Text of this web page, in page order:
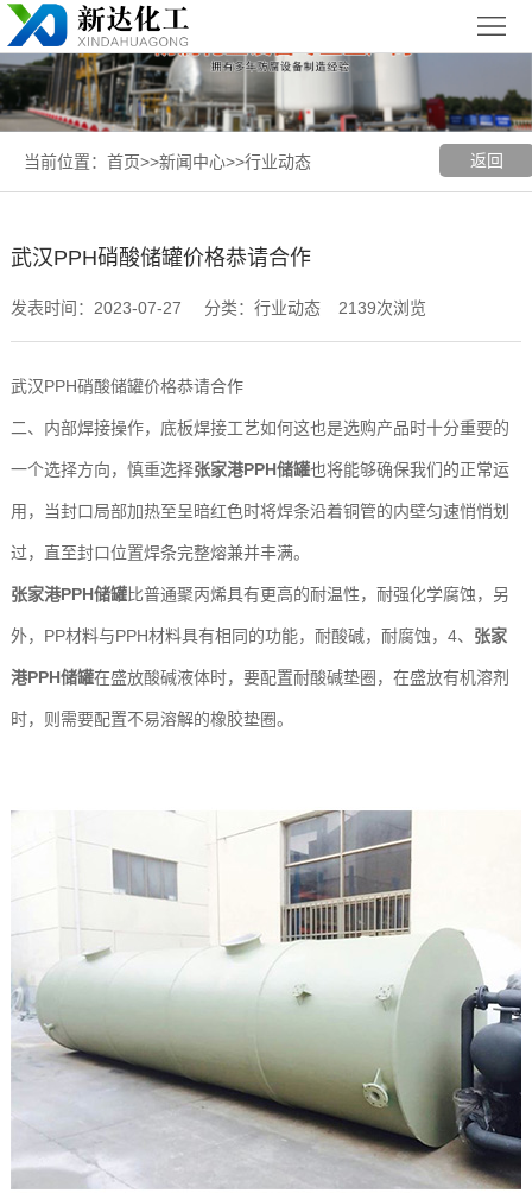
页
关
于
我
新
闻
中
心
聚丙烯
（PP）
设备
PPH
设备
聚
合
钢
设
设备
展
张
家
联
系
我
返回
当前位置： 首页>>新闻中心>>行业动态
武汉PPH硝酸储罐价格恭请合作
发表时间：2023-07-27 分类：行业动态 2139次浏览
武汉PPH硝酸储罐价格恭请合作
二、内部焊接操作，底板焊接工艺如何这也是选购产品时十分重要的
一个选择方向，慎重选择张家港PPH储罐也将能够确保我们的正常运
用，当封口局部加热至呈暗红色时将焊条沿着铜管的内壁匀速悄悄划
过，直至封口位置焊条完整熔兼并丰满。
张家港PPH储罐比普通聚丙烯具有更高的耐温性，耐强化学腐蚀，另
外，PP材料与PPH材料具有相同的功能，耐酸碱，耐腐蚀，4、 张家
港PPH储罐在盛放酸碱液体时，要配置耐酸碱垫圈，在盛放有机溶剂
时，则需要配置不易溶解的橡胶垫圈。